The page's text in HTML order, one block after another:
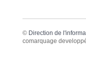
© Direction de
comarquage